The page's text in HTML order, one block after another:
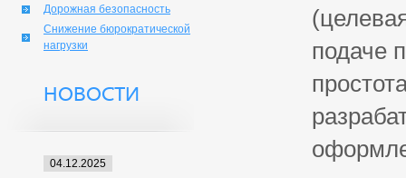
Дорожная безопасность
Снижение бюрократической
нагрузки
НОВОСТИ
04.12.2025
подаче